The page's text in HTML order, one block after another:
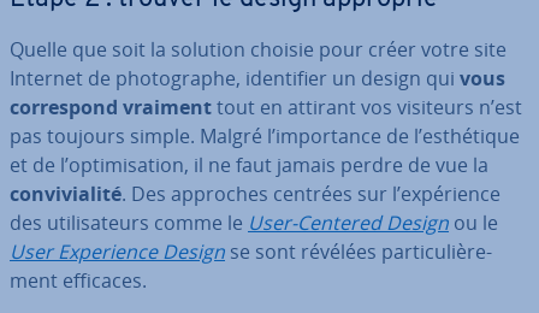
Quelle que soit la solution choisie pour créer votre site
Internet de pho­to­graphe, iden­ti­fier un design qui vous
cor­res­pond vraimenttout en attirant vos visiteurs n’est
pas toujours simple. Malgré l’im­por­tance de l’es­thé­tique
et de l’op­ti­mi­sa­tion, il ne faut jamais perdre de vue la
con­vi­via­lité. Des approches centrées sur l’ex­pé­rience
des uti­li­sa­teurs comme le User-Centered Design ou le
User Ex­pe­rience Design se sont révélées par­ti­cu­liè­re­
ment efficaces.